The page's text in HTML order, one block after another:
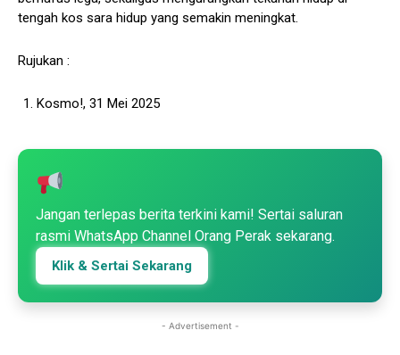
tengah kos sara hidup yang semakin meningkat.
Rujukan :
Kosmo!, 31 Mei 2025
Jangan terlepas berita terkini kami! Sertai saluran
rasmi WhatsApp Channel Orang Perak sekarang.
Klik & Sertai Sekarang
- Advertisement -